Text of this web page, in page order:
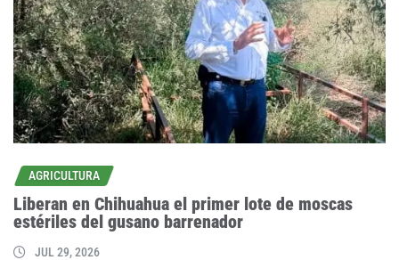
AGRICULTURA
Liberan en Chihuahua el primer lote de moscas
estériles del gusano barrenador
JUL 29, 2026